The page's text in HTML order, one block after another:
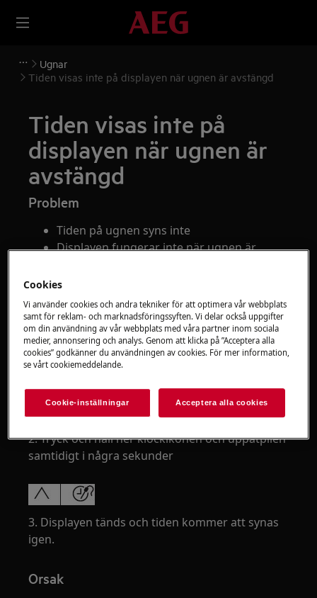
Ugnar
Tiden visas inte på displayen när ugnen är avstängd
Tiden visas inte på
displayen när ugnen är
avstängd
Problem
Tiden på ugnen syns inte
Displayen fungerar inte när ugnen är
Displayen är avstängd
Gäller
Ugnar
Stäng av ugnen
2. Tryck och håll ner klockikonen och uppåtpilen
samtidigt i några sekunder
3. Displayen tänds och tiden kommer att synas
igen.
Orsak
Cookies
Vi använder cookies och andra tekniker för att optimera vår webbplats
samt för reklam- och marknadsföringssyften. Vi delar också uppgifter
om din användning av vår webbplats med våra partner inom sociala
medier, annonsering och analys. Genom att klicka på ”Acceptera alla
cookies” godkänner du användningen av cookies. För mer information,
se vårt cookiemeddelande.
Cookie-inställningar Acceptera alla cookies